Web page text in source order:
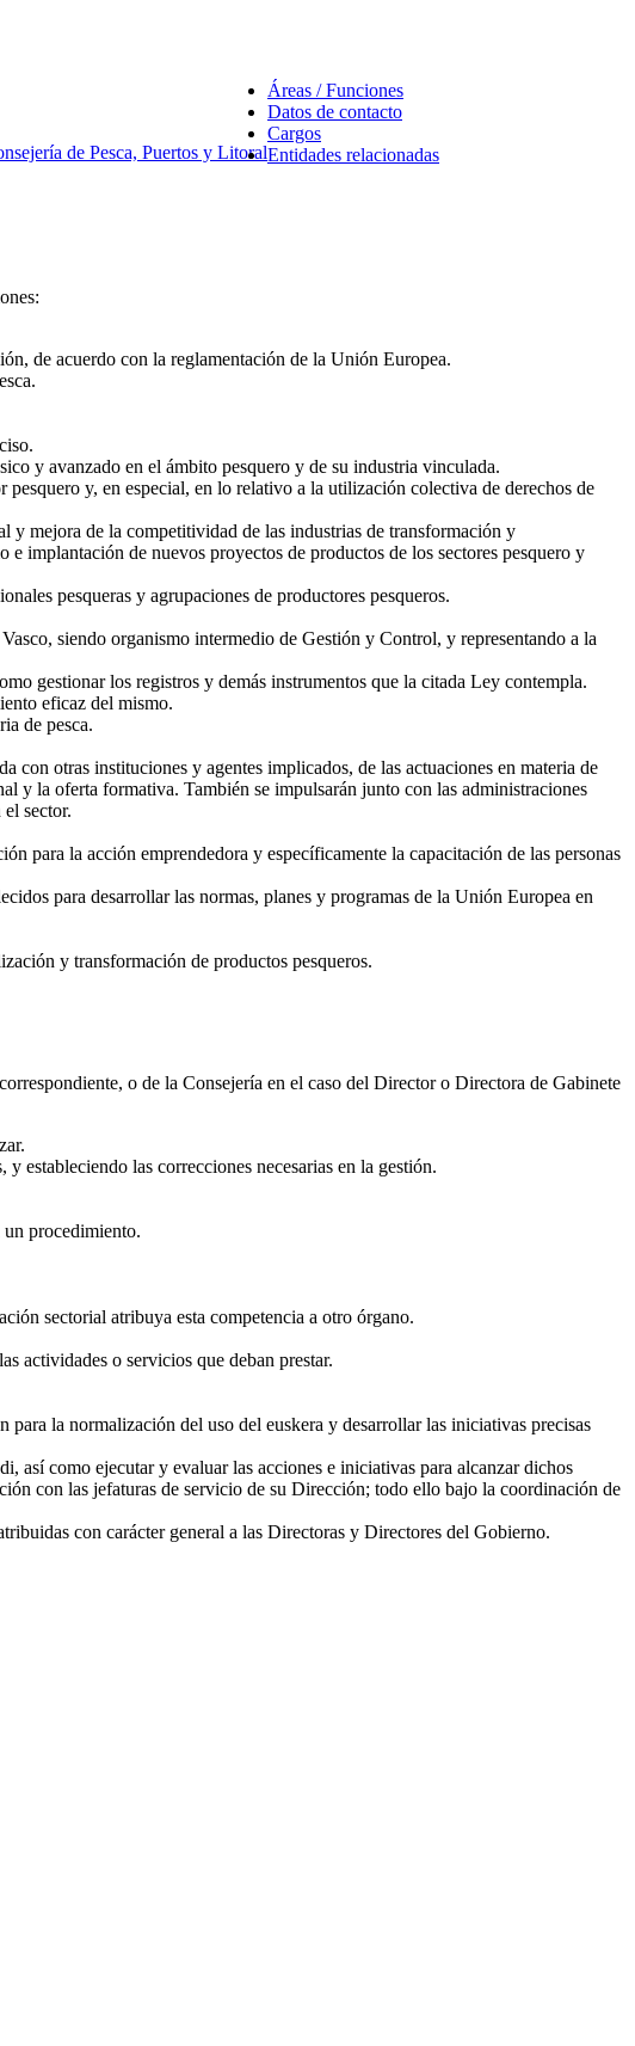
de Pesca, Puertos y Litoral
Áreas / Funciones
Datos de contacto
Cargos
Entidades relacionadas
de acuerdo con la reglamentación de la Unión Europea.
y avanzado en el ámbito pesquero y de su industria vinculada.
y, en especial, en lo relativo a la utilización colectiva de derechos de
y mejora de la competitividad de las industrias de transformación y
implantación de nuevos proyectos de productos de los sectores pesquero y
pesqueras y agrupaciones de productores pesqueros.
siendo organismo intermedio de Gestión y Control, y representando a la
gestionar los registros y demás instrumentos que la citada Ley contempla.
eficaz del mismo.
de pesca.
otras instituciones y agentes implicados, de las actuaciones en materia de
y la oferta formativa. También se impulsarán junto con las administraciones
sector.
para la acción emprendedora y específicamente la capacitación de las personas
para desarrollar las normas, planes y programas de la Unión Europea en
y transformación de productos pesqueros.
o de la Consejería en el caso del Director o Directora de Gabinete
estableciendo las correcciones necesarias en la gestión.
un procedimiento.
sectorial atribuya esta competencia a otro órgano.
actividades o servicios que deban prestar.
la normalización del uso del euskera y desarrollar las iniciativas precisas
como ejecutar y evaluar las acciones e iniciativas para alcanzar dichos
con las jefaturas de servicio de su Dirección; todo ello bajo la coordinación de
con carácter general a las Directoras y Directores del Gobierno.